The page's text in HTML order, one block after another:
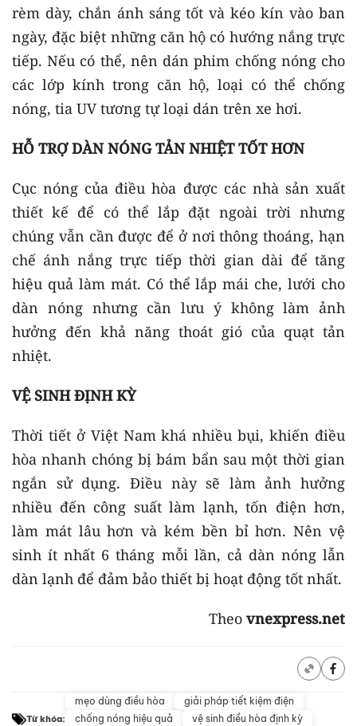
rèm dày, chắn ánh sáng tốt và kéo kín vào ban
ngày, đặc biệt những căn hộ có hướng nắng trực
tiếp. Nếu có thể, nên dán phim chống nóng cho
các lớp kính trong căn hộ, loại có thể chống
nóng, tia UV tương tự loại dán trên xe hơi.
HỖ TRỢ DÀN NÓNG TẢN NHIỆT TỐT HƠN
Cục nóng của điều hòa được các nhà sản xuất
thiết kế để có thể lắp đặt ngoài trời nhưng
chúng vẫn cần được để ở nơi thông thoáng, hạn
chế ánh nắng trực tiếp thời gian dài để tăng
hiệu quả làm mát. Có thể lắp mái che, lưới cho
dàn nóng nhưng cần lưu ý không làm ảnh
hưởng đến khả năng thoát gió của quạt tản
nhiệt.
VỆ SINH ĐỊNH KỲ
Thời tiết ở Việt Nam khá nhiều bụi, khiến điều
hòa nhanh chóng bị bám bẩn sau một thời gian
ngắn sử dụng. Điều này sẽ làm ảnh hưởng
nhiều đến công suất làm lạnh, tốn điện hơn,
làm mát lâu hơn và kém bền bỉ hơn. Nên vệ
sinh ít nhất 6 tháng mỗi lần, cả dàn nóng lẫn
dàn lạnh để đảm bảo thiết bị hoạt động tốt nhất.
Theo vnexpress.net
Từ khóa:
mẹo dùng điều hòa
giải pháp tiết kiệm điện
chống nóng hiệu quả
vệ sinh điều hòa định kỳ